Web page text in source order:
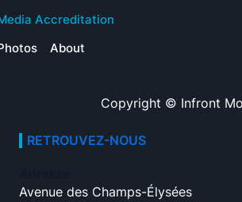
Accreditation
About
Copyright © Infront
RETROUVEZ-NOUS
Avenue des Champs-Élysées